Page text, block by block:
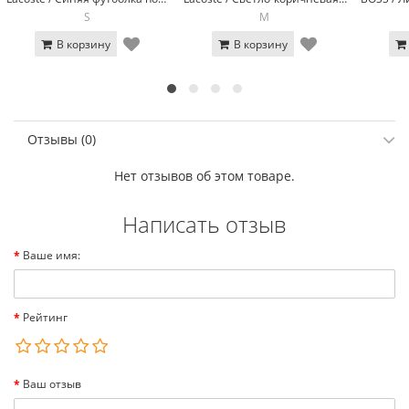
S
В корзину
M
В корзину
Отзывы (0)
Нет отзывов об этом товаре.
Написать отзыв
Ваше имя:
Рейтинг
Ваш отзыв